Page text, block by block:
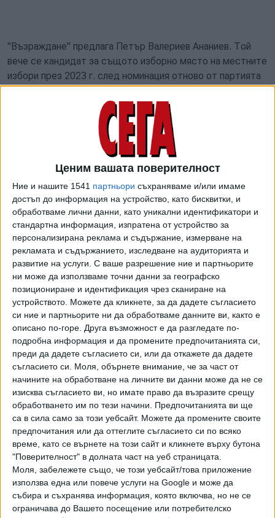
Ценим вашата поверителност
Ние и нашите 1541 партньори съхраняваме и/или имаме
достъп до информация на устройство, като бисквитки, и
обработваме лични данни, като уникални идентификатори и
стандартна информация, изпратена от устройство за
персонализирана реклама и съдържание, измерване на
рекламата и съдържанието, изследване на аудиторията и
развитие на услуги. С ваше разрешение ние и партньорите
ни може да използваме точни данни за географско
позициониране и идентификация чрез сканиране на
устройството. Можете да кликнете, за да дадете съгласието
си ние и партньорите ни да обработваме данните ви, както е
описано по-горе. Друга възможност е да разгледате по-
подробна информация и да промените предпочитанията си,
преди да дадете съгласието си, или да откажете да дадете
съгласието си.
Моля, обърнете внимание, че за част от
начините на обработване на личните ви данни може да не се
изисква съгласието ви, но имате право да възразите срещу
обработването им по тези начини. Предпочитанията ви ще
са в сила само за този уебсайт. Можете да промените своите
предпочитания или да оттеглите съгласието си по всяко
време, като се върнете на този сайт и кликнете върху бутона
"Поверителност" в долната част на уеб страницата.
Моля, забележете също, че този уебсайт/това приложение
използва една или повече услуги на Google и може да
събира и съхранява информация, която включва, но не се
ограничава до Вашето посещение или потребителско
"Възраждане" предлага Петър Валериев Ананиев. Той
вече се кандидат за същото изборно място на местните
избори през 2023 г. след номинация отново от партията
на Костадин Костадинов.
Валентин Симеонов Симов е предложението на „Партия
на Зелените". Българска социалдемократическа партия
издига Александър Маринов Пеновски.
В предсрочния вот за "Оборище" ще участват и двама
независими кандидати- Стефан Димитров Димитров и
Кирил Стефанов Нешев. Двамата са издигнати от
инициативни комитети. Според публикации в социалните
мрежи Стефан Димитров е оперен бас и роднина на
Патриарх Неофит.
Отсъствието на хората на Бойко Борисов от изборите в
"Оборище" е неочаквано, тъй като при насрочването им
през януари от градската структура на ГЕРБ оповестиха,
че се готвят сериозно за тях. Софийската организация
обяви, че "ГЕРБ-СДС ще излъчи силна кандидатура за
кмет на район “Оборище”. Районен координатор на
партията е Маргарита Александрова, която е и директор
в общинската фирма "Пазари Възраждане". От
централата на ПП коментираха, че изглежда, че за
предстрочните кметски избори в "Обобище" ГЕРБ и БСП
са са обединили, макар и неофициално, зад общ
кандидат. "След като ГЕРБ и БСП се регистрираха
поотделно за участие във вота, но след това се
отказаха, остава впечатлението, че са се обединили
около независимия кандидат, издигнат от инициативен
комитет на Любен Дилов - син и Явор Дачков - певецът
Стефан Димитров", пише в техен коментар за